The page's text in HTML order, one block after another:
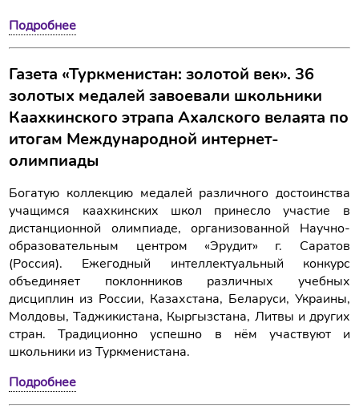
Подробнее
Газета «Туркменистан: золотой век». 36
золотых медалей завоевали школьники
Каахкинского этрапа Ахалского велаята по
итогам Международной интернет-
олимпиады
Богатую коллекцию медалей различного достоинства
учащимся каахкинских школ принесло участие в
дистанционной олимпиаде, организованной Научно-
образовательным центром «Эрудит» г. Саратов
(Россия). Ежегодный интеллектуальный конкурс
объединяет поклонников различных учебных
дисциплин из России, Казахстана, Беларуси, Украины,
Молдовы, Таджикистана, Кыргызстана, Литвы и других
стран. Традиционно успешно в нём участвуют и
школьники из Туркменистана.
Подробнее